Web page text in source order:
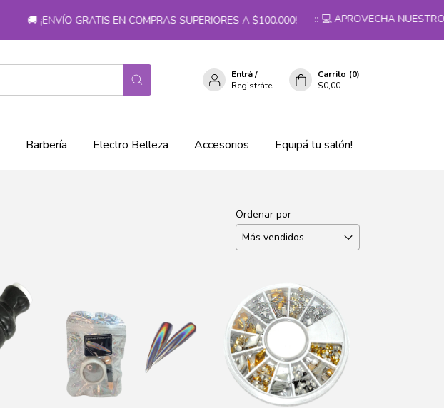
🚚 ¡ENVÍO GRATIS EN COMPRAS SUPERIORES A $100.000! :: 💻 APROVECHA NUESTROS
Entrá/
Registráte
Carrito (0)
$0,00
Barbería Electro Belleza Accesorios Equipá tu salón!
Ordenar por